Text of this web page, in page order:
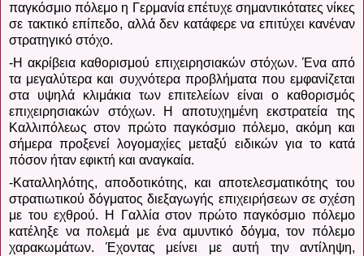
παγκόσμιο πόλεμο η Γερμανία επέτυχε σημαντικότατες νίκες
σε τακτικό επίπεδο, αλλά δεν κατάφερε να επιτύχει κανέναν
στρατηγικό στόχο.
-Η ακρίβεια καθορισμού επιχειρησιακών στόχων. Ένα από
τα μεγαλύτερα και συχνότερα προβλήματα που εμφανίζεται
στα υψηλά κλιμάκια των επιτελείων είναι ο καθορισμός
επιχειρησιακών στόχων. Η αποτυχημένη εκστρατεία της
Καλλιπόλεως στον πρώτο παγκόσμιο πόλεμο, ακόμη και
σήμερα προξενεί λογομαχίες μεταξύ ειδικών για το κατά
πόσον ήταν εφικτή και αναγκαία.
-Καταλληλότης, αποδοτικότης, και αποτελεσματικότης του
στρατιωτικού δόγματος διεξαγωγής επιχειρήσεων σε σχέση
με του εχθρού. Η Γαλλία στον πρώτο παγκόσμιο πόλεμο
κατέληξε να πολεμά με ένα αμυντικό δόγμα, τον πόλεμο
χαρακωμάτων. Έχοντας μείνει με αυτή την αντίληψη,